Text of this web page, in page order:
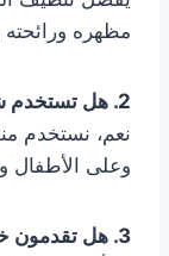
مظهره ورائحته
2. هل تستخدم شركة المعارف مواد آمنة على الأقمشة؟
نعم، نستخدم
وعلى الأطفال
3. هل تقدمون خدمة تنظيف الكنب في المنازل؟